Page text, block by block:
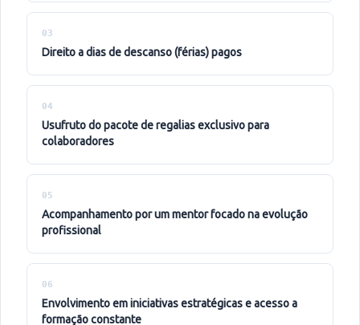
03
direito a dias de descanso (férias) pagos
04
usufruto do pacote de regalias exclusivo para
colaboradores
05
acompanhamento por um mentor focado na evolução
profissional
06
envolvimento em iniciativas estratégicas e acesso a
formação constante